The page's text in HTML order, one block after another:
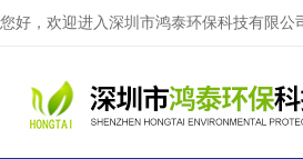
您好，欢迎进入深圳市鸿泰环保科技有限公